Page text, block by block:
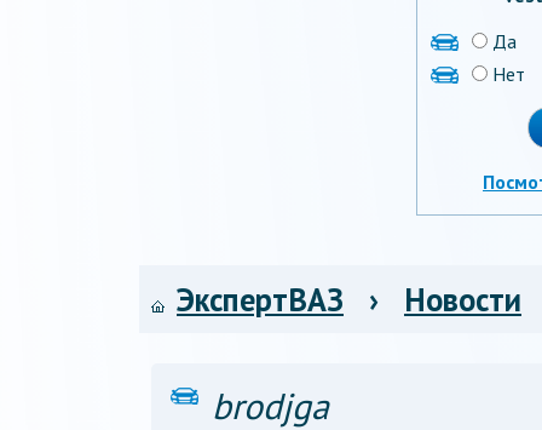
Да
Нет
ЭкспертВАЗ › Новости
brodjga